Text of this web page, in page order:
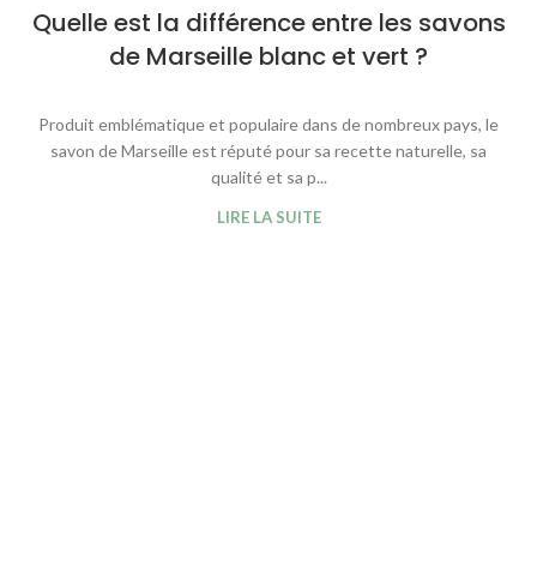
Quelle est la différence entre les savons
de Marseille blanc et vert ?
Produit emblématique et populaire dans de nombreux pays, le
savon de Marseille est réputé pour sa recette naturelle, sa
qualité et sa p...
LIRE LA SUITE